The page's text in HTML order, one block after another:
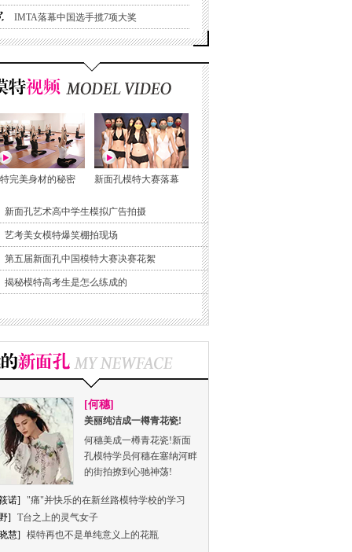
IMTA落幕中国选手揽7项大奖
完美身材的秘密 新面孔模特大赛落幕
新面孔艺术高中学生模拟广告拍摄
艺考美女模特爆笑棚拍现场
第五届新面孔中国模特大赛决赛花絮
揭秘模特高考生是怎么练成的
[何穗]
美丽纯洁成一樽青花瓷!
何穗美成一樽青花瓷!新面
孔模特学员何穗在塞纳河畔
的街拍撩到心驰神荡!
诺]
"痛"并快乐的在新丝路模特学校的学习
]
T台之上的灵气女子
慧]
模特再也不是单纯意义上的花瓶